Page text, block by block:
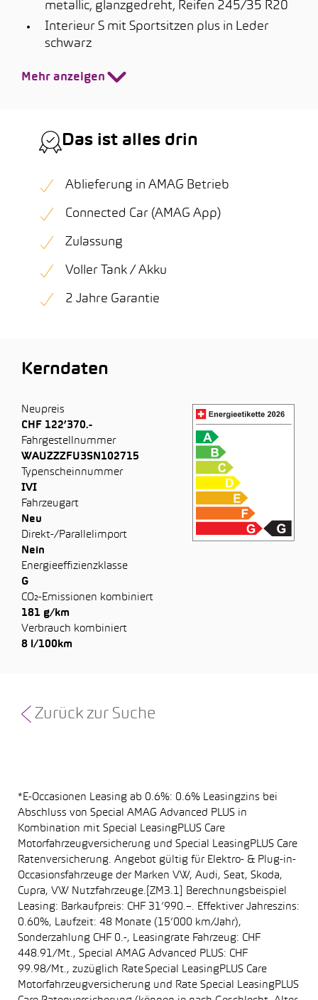
metallic, glanzgedreht, Reifen 245/35 R20
Interieur S mit Sportsitzen plus in Leder
schwarz
Mehr anzeigen
Das ist alles drin
Ablieferung in AMAG Betrieb
Connected Car (AMAG App)
Zulassung
Voller Tank / Akku
2 Jahre Garantie
Kerndaten
Neupreis
CHF 122’370.-
Fahrgestellnummer
WAUZZZFU3SN102715
Typenscheinnummer
IVI
Fahrzeugart
Neu
Direkt-/Parallelimport
Nein
Energieeffizienzklasse
G
CO₂-Emissionen kombiniert
181 g/km
Verbrauch kombiniert
8 l/100km
Zurück zur Suche
*E-Occasionen Leasing ab 0.6%: 0.6% Leasingzins bei
Abschluss von Special AMAG Advanced PLUS in
Kombination mit Special LeasingPLUS Care
Motorfahrzeugversicherung und Special LeasingPLUS Care
Ratenversicherung. Angebot gültig für Elektro- & Plug-in-
Occasionsfahrzeuge der Marken VW, Audi, Seat, Skoda,
Cupra, VW Nutzfahrzeuge.[ZM3.1] Berechnungsbeispiel
Leasing: Barkaufpreis: CHF 31’990.–. Effektiver Jahreszins:
0.60%, Laufzeit: 48 Monate (15’000 km/Jahr),
Sonderzahlung CHF 0.-, Leasingrate Fahrzeug: CHF
448.91/Mt., Special AMAG Advanced PLUS: CHF
99.98/Mt., zuzüglich Rate Special LeasingPLUS Care
Motorfahrzeugversicherung und Rate Special LeasingPLUS